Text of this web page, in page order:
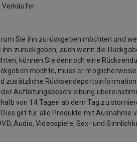
Sehr selten (<1
Pruritus
(verminderte
des
* Die meisten
und
Pharmazeutisches
GmbH,
Sie ihn zurückgeben möchten und
zurückgeben, auch wenn die
können Sie dennoch eine
möchte, muss er
zusätzliche
Auflistungsbeschreibung
von 14 Tagen ab dem Tag zu
gilt für alle Produkte mit Ausnahme
Audio, Videospiele, Sex- und